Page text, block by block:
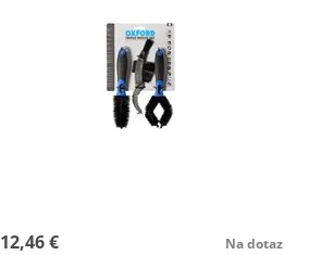
12,46 € Na dotaz